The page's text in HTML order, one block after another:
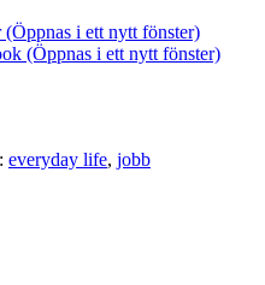
i ett nytt fönster)
(Öppnas i ett nytt fönster)
everyday life, jobb